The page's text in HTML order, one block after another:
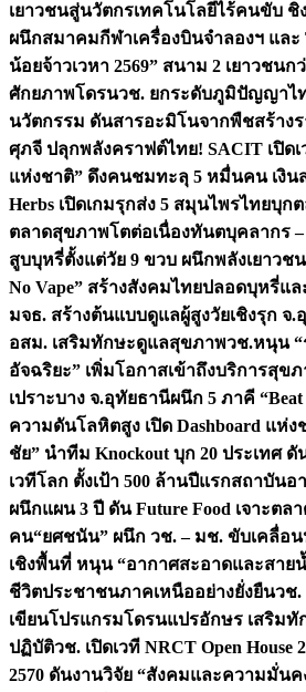
เยาวชนสู่นวัตกรเทคโนโลยีไร้คนขับ
ผนึกสมาคมกีฬาเครื่องบินจำลองฯ และ
น้อยจ้าวเวหา 2569” สนาม 2 เยาวชน
ศักยภาพโดรนวช. ยกระดับภูมิปัญญาไ
นวัตกรรม ดันสารอะมิโนจากพืชสร้าง
ศุภจี ปลุกพลังคราฟต์ไทย! SACIT เปิด
แห่งชาติ” ดึงคนชมทะลุ 5 หมื่นคน เงิน
Herbs เปิดเกมรุกส่ง 5 สมุนไพรไทยบุก
ตลาดสุขภาพโตต่อเนื่องทันตบุคลากร –
สูบบุหรี่ตั้งแต่วัย 9 ขวบ ผนึกพลังเยาวชน
No Vape” สร้างสังคมไทยปลอดบุหรี่แ
มจธ. สร้างต้นแบบดูแลผู้สูงวัยเชิงรุก จ.
อสม. เสริมทักษะดูแลสุขภาพวช.หนุน
อัจฉริยะ” เพิ่มโอกาสเข้าถึงบริการสุข
เปราะบาง จ.อุทัยธานีผนึก 5 ภาคี “Beat
ความดันโลหิตสูง เปิด Dashboard แห่
ชัย” นำทีม Knockout บุก 20 ประเทศ
เวทีโลก ตั้งเป้า 500 ล้านปีแรกสถาบันอ
ผนึกแผน 3 ปี ดัน Future Food เจาะตล
คน“ยศชนัน” ผนึก วช. – มช. ขับเคลื่อ
เชิงพื้นที่ หนุน “อากาศสะอาดและสา
ชีวิตประชาชนภาคเหนืออย่างยั่งยืนวช.
เขียนโปรแกรมโดรนแปรอักษร เสริม
ปฏิบัติวช. เปิดเวที NRCT Open
2570 ดันงานวิจัย “สังคมและความมั่น